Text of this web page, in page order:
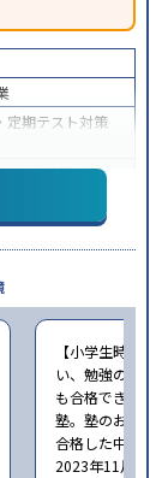
定期テスト対策
ットを利用1科
調査方法を参照
【小学生時の通
い、勉強の習慣
も合格できた（
塾。塾のおすす
合格した中学校
2023年11月）